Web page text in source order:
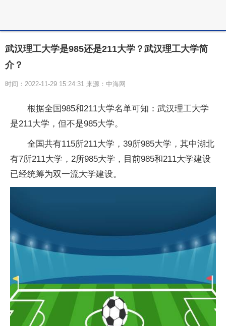
武汉理工大学是985还是211大学？武汉理工大学简
介？
时间：2022-11-29 15:24:31 来源：中海网
根据全国985和211大学名单可知：武汉理工大学
是211大学，但不是985大学。
全国共有115所211大学，39所985大学，其中湖北
有7所211大学，2所985大学，目前985和211大学建设
已经统筹为双一流大学建设。